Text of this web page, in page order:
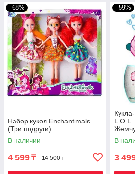
–68%
Набор кукол Enchantimals
(Три подруги)
В наличии
4 599 ₸ 14 500 ₸
–59%
L.O.L.
В
3